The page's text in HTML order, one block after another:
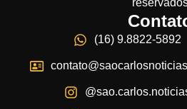
(16) 9.8822-5892